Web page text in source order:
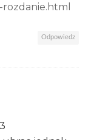
Odpowiedz